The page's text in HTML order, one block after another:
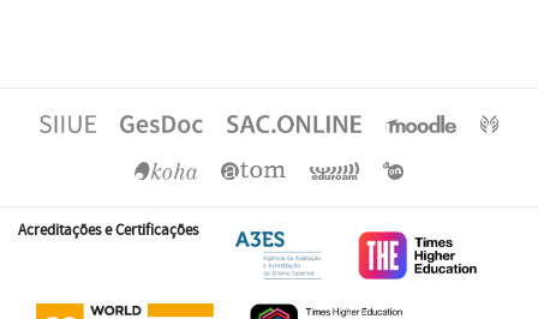
Acreditações e Certificações